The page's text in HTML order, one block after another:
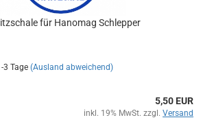
für Hanomag Schlepper
3 Tage (Ausland abweichend)
5,50 EUR
inkl. 19% MwSt. zzgl. Versand